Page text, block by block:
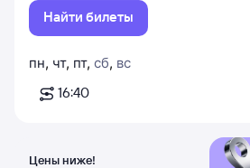
Найти билеты
пн, чт, пт, сб, вс
16:40
Цены ниже!